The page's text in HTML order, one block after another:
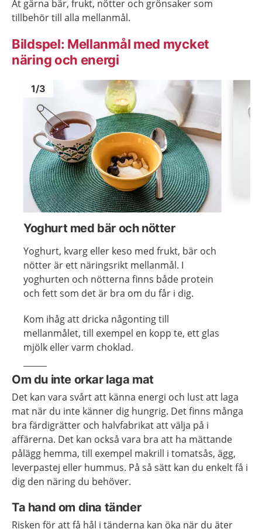
Ät gärna bär, frukt, nötter och grönsaker som
tillbehör till alla mellanmål.
Bildspel: Mellanmål med mycket
näring och energi
Bild 1
1/3
Yoghurt med bär och nötter
Yoghurt, kvarg eller keso med frukt, bär och
nötter är ett näringsrikt mellanmål. I
yoghurten och nötterna finns både protein
och fett som det är bra om du får i dig.
Kom ihåg att dricka någonting till
mellanmålet, till exempel en kopp te, ett glas
mjölk eller varm choklad.
Visa föregående bild
Om du inte orkar laga mat
Det kan vara svårt att känna energi och lust att laga
mat när du inte känner dig hungrig. Det finns många
bra färdigrätter och halvfabrikat att välja på i
affärerna. Det kan också vara bra att ha mättande
pålägg hemma, till exempel makrill i tomatsås, ägg,
leverpastej eller hummus. På så sätt kan du enkelt få i
dig den näring du behöver.
Ta hand om dina tänder
Risken för att få hål i tänderna kan öka när du äter